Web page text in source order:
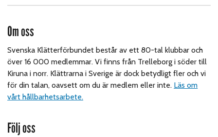
Om oss
Svenska Klätterförbundet består av ett 80-tal klubbar och
över 16 000 medlemmar. Vi finns från Trelleborg i söder till
Kiruna i norr. Klättrarna i Sverige är dock betydligt fler och vi
för din talan, oavsett om du är medlem eller inte. Läs om
vårt hållbarhetsarbete.
Följ oss